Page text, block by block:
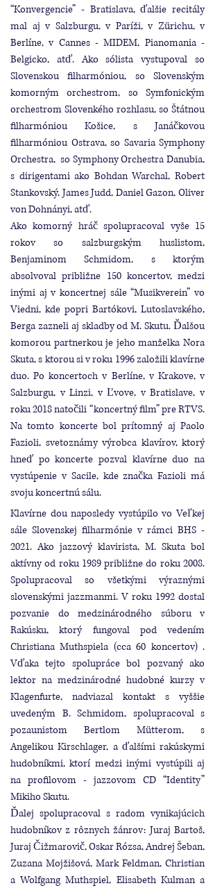
“Konvergencie” - Bratislava, ďalšie recitály
mal aj v Salzburgu, v Paríži, v Zürichu, v
Berlíne, v Cannes - MIDEM, Pianomania -
Belgicko, atď. Ako sólista vystupoval so
Slovenskou filharmóniou, so Slovenským
komorným orchestrom, so Symfonickým
orchestrom Slovenkého rozhlasu, so Štátnou
filharmóniou Košice, s Janáčkovou
filharmóniou Ostrava, so Savaria Symphony
Orchestra, so Symphony Orchestra Danubia,
s dirigentami ako Bohdan Warchal, Robert
Stankovský, James Judd, Daniel Gazon, Oliver
von Dohnányi, atď.
Ako komorný hráč spolupracoval vyše 15
rokov so salzburgským huslistom,
Benjaminom Schmidom, s ktorým
absolvoval približne 150 koncertov, medzi
inými aj v koncertnej sále “Musikverein” vo
Viedni, kde popri Bartókovi, Lutoslavského,
Berga zazneli aj skladby od M. Skutu. Ďalšou
komorou partnerkou je jeho manželka Nora
Skuta, s ktorou si v roku 1996 založili klavírne
duo. Po koncertoch v Berlíne, v Krakove, v
Salzburgu, v Linzi, v Ľvove, v Bratislave, v
roku 2018 natočili “koncertný film” pre RTVS.
Na tomto koncerte bol prítomný aj Paolo
Fazioli, svetoznámy výrobca klavírov, ktorý
hneď po koncerte pozval klavírne duo na
vystúpenie v Sacile, kde značka Fazioli má
svoju koncertnú sálu.
Klavírne dou naposledy vystúpilo vo Veľkej
sále Slovenskej filharmónie v rámci BHS -
2021. Ako jazzový klavirista, M. Skuta bol
aktívny od roku 1989 približne do roku 2008.
Spolupracoval so všetkými výraznými
slovenskými jazzmanmi. V roku 1992 dostal
pozvanie do medzinárodného súboru v
Rakúsku, ktorý fungoval pod vedením
Christiana Muthspiela (cca 60 koncertov) .
Vďaka tejto spolupráce bol pozvaný ako
lektor na medzinárodné hudobné kurzy v
Klagenfurte, nadviazal kontakt s vyššie
uvedeným B. Schmidom, spolupracoval s
pozaunistom Bertlom Mütterom, s
Angelikou Kirschlager, a ďalšími rakúskymi
hudobníkmi, ktorí medzi inými vystúpili aj
na profilovom - jazzovom CD “Identity”
Mikiho Skutu.
Ďalej spolupracoval s radom vynikajúcich
hudobníkov z rôznych žánrov: Juraj Bartoš,
Juraj Čižmarovič, Oskar Rózsa, Andrej Šeban,
Zuzana Mojžišová, Mark Feldman, Christian
a Wolfgang Muthspiel, Elisabeth Kulman a